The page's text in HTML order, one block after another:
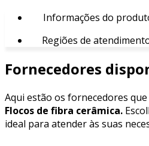
Informações do
Regiões de
Fornecedores
Aqui estão os fornecedores
Flocos de fibra cerâmica.
ideal para atender às suas